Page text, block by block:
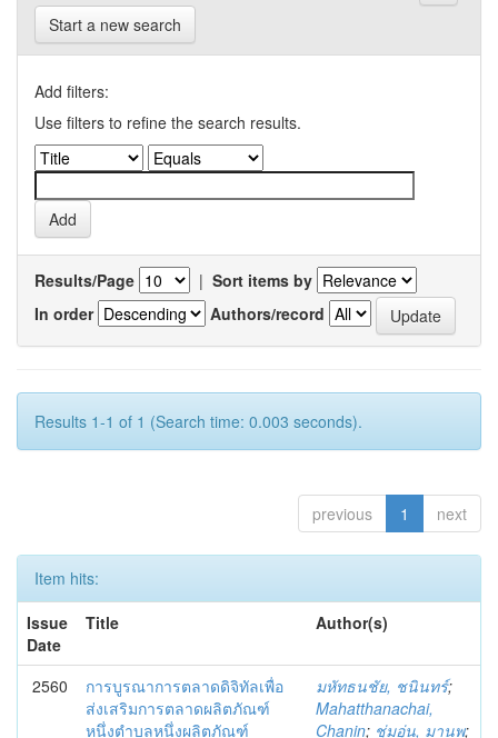
Start a new search
Add filters:
Use filters to refine the search results.
Results/Page | Sort items by
In order
Authors/record
Results 1-1 of 1 (Search time: 0.003 seconds).
previous 1 next
Item hits:
Issue
Date
Title Author(s)
2560
การบูรณาการตลาดดิจิทัลเพื่อ
ส่งเสริมการตลาดผลิตภัณฑ์
หนึ่งตำบลหนึ่งผลิตภัณฑ์
มหัทธนชัย, ชนินทร์;
Mahatthanachai,
Chanin; ชุ่มอุ่น, มานพ;